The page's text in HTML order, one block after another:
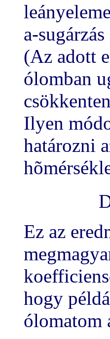
a-
(Az adott
ólomban
Ilyen
határozni
Ez az
hogy
ólomatom